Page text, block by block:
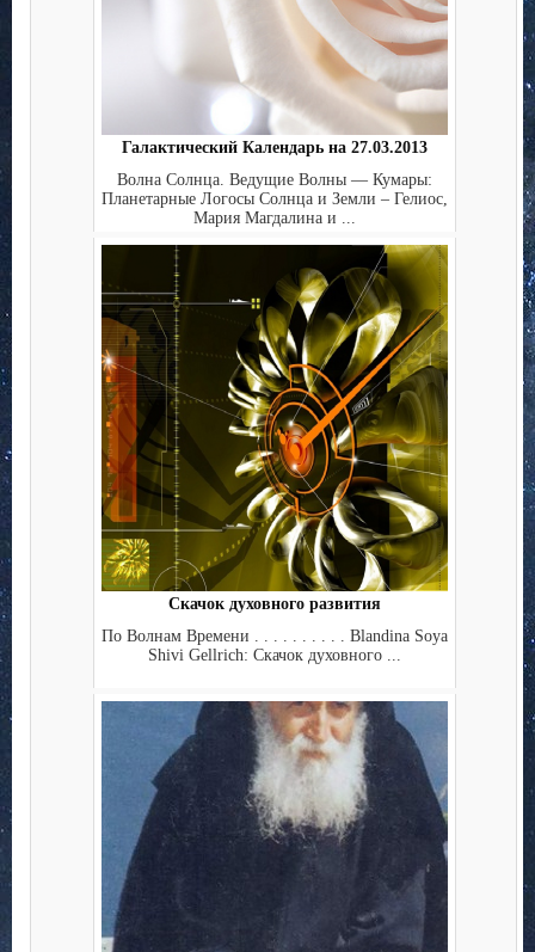
Галактический Календарь на 27.03.2013
Волна Солнца. Ведущие Волны — Кумары:
Планетарные Логосы Солнца и Земли – Гелиос,
Мария Магдалина и ...
Скачок духовного развития
По Волнам Времени . . . . . . . . . . Blandina Soya
Shivi Gellrich: Скачок духовного ...